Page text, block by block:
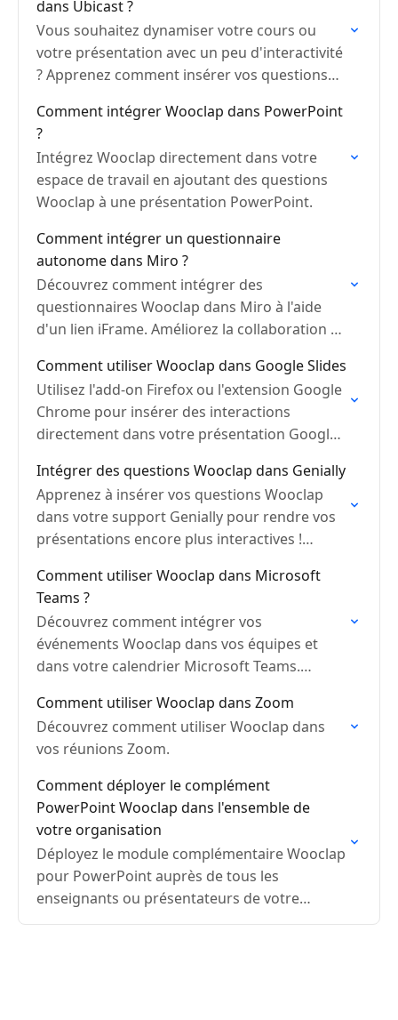
dans Ubicast ?
Vous souhaitez dynamiser votre cours ou
votre présentation avec un peu d'interactivité
? Apprenez comment insérer vos questions
Comment intégrer Wooclap dans PowerPoint
?
Intégrez Wooclap directement dans votre
espace de travail en ajoutant des questions
Wooclap à une présentation PowerPoint.
Comment intégrer un questionnaire
autonome dans Miro ?
Découvrez comment intégrer des
questionnaires Wooclap dans Miro à l'aide
d'un lien iFrame. Améliorez la collaboration et
Comment utiliser Wooclap dans Google Slides
Utilisez l'add-on Firefox ou l'extension Google
Chrome pour insérer des interactions
directement dans votre présentation Google
Intégrer des questions Wooclap dans Genially
Apprenez à insérer vos questions Wooclap
dans votre support Genially pour rendre vos
présentations encore plus interactives !
Comment utiliser Wooclap dans Microsoft
Teams ?
Découvrez comment intégrer vos
événements Wooclap dans vos équipes et
dans votre calendrier Microsoft Teams.
virtuelles.
Comment utiliser Wooclap dans Zoom
Découvrez comment utiliser Wooclap dans
vos réunions Zoom.
Comment déployer le complément
PowerPoint Wooclap dans l'ensemble de
votre organisation
Déployez le module complémentaire Wooclap
pour PowerPoint auprès de tous les
enseignants ou présentateurs de votre
organisation depuis le Centre